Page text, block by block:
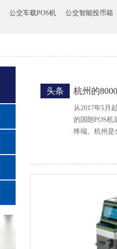
公交车载POS机 公交智能投币箱
杭州的
头条
从2017年5月
的国朗POS
终端。杭州